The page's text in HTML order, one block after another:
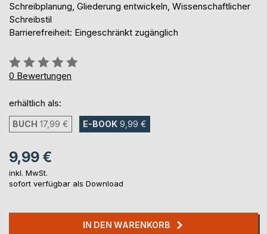
Schreibplanung, Gliederung entwickeln, Wissenschaftlicher
Schreibstil
Barrierefreiheit: Eingeschränkt zugänglich
Bewertung::
0%
0 Bewertungen
erhältlich als:
BUCH 17,99 € E-BOOK 9,99 €
9,99 €
inkl. MwSt.
sofort verfügbar als Download
IN DEN WARENKORB